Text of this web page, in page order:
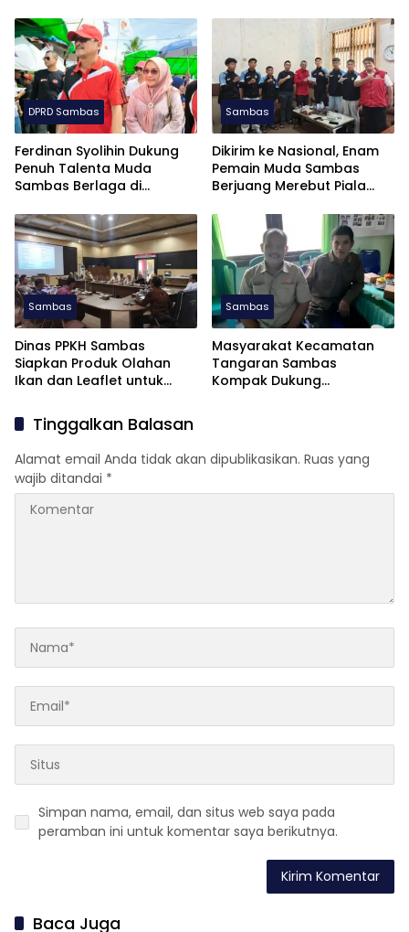
DPRD Sambas
Ferdinan Syolihin Dukung
Penuh Talenta Muda
Sambas Berlaga di
Sambas
Dikirim ke Nasional, Enam
Pemain Muda Sambas
Berjuang Merebut Piala
Jatim
Sambas
Dinas PPKH Sambas
Siapkan Produk Olahan
Ikan dan Leaflet untuk
Sambas
Masyarakat Kecamatan
Tangaran Sambas
Kompak Dukung
Tinggalkan Balasan
Alamat email Anda tidak akan dipublikasikan. Ruas yang
wajib ditandai *
Simpan nama, email, dan situs web saya pada
peramban ini untuk komentar saya berikutnya.
Baca Juga